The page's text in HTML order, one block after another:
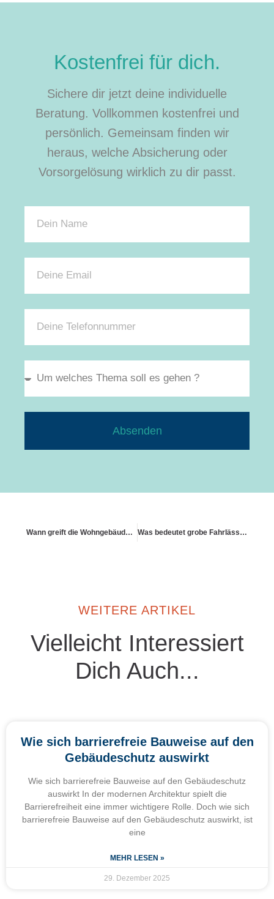
Kostenfrei für dich.
Sichere dir jetzt deine individuelle
Beratung. Vollkommen kostenfrei und
persönlich. Gemeinsam finden wir
heraus, welche Absicherung oder
Vorsorgelösung wirklich zu dir passt.
Absenden
Wann greift die Wohngebäudeversicherung bei Denkmalschutz Was bedeutet grobe Fahrlässigkeit im Schadenfall
WEITERE ARTIKEL
Vielleicht Interessiert
Dich Auch...
Wie sich barrierefreie Bauweise auf den
Gebäudeschutz auswirkt
Wie sich barrierefreie Bauweise auf den Gebäudeschutz
auswirkt In der modernen Architektur spielt die
Barrierefreiheit eine immer wichtigere Rolle. Doch wie sich
barrierefreie Bauweise auf den Gebäudeschutz auswirkt, ist
eine
MEHR LESEN »
29. Dezember 2025